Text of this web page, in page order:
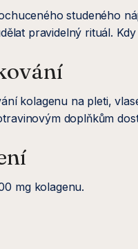
studeného
pravidelný rituál.
kolagenu na pleti,
doplňkům
mg kolagenu.